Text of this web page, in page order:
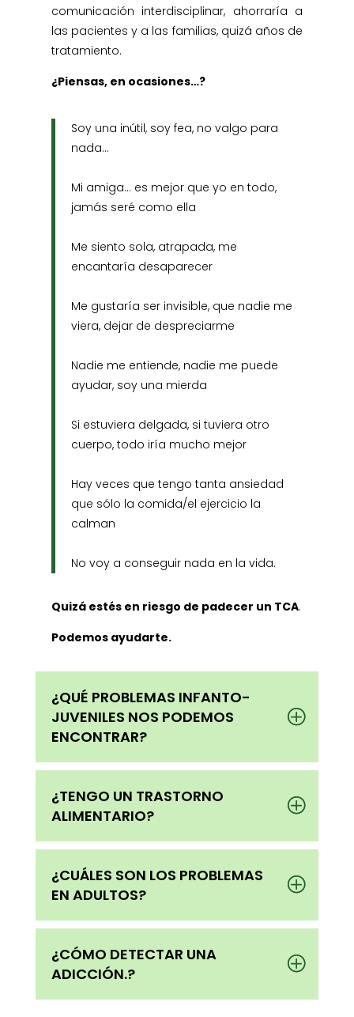
comunicación interdisciplinar, ahorraría a
las pacientes y a las familias, quizá años de
tratamiento.
¿Piensas, en ocasiones…?
Soy una inútil, soy fea, no valgo para
nada…
Mi amiga… es mejor que yo en todo,
jamás seré como ella
Me siento sola, atrapada, me
encantaría desaparecer
Me gustaría ser invisible, que nadie me
viera, dejar de despreciarme
Nadie me entiende, nadie me puede
ayudar, soy una mierda
Si estuviera delgada, si tuviera otro
cuerpo, todo iría mucho mejor
Hay veces que tengo tanta ansiedad
que sólo la comida/el ejercicio la
calman
No voy a conseguir nada en la vida.
Quizá estés en riesgo de padecer un TCA.
Podemos ayudarte.
¿QUÉ PROBLEMAS INFANTO-
JUVENILES NOS PODEMOS
ENCONTRAR?
¿TENGO UN TRASTORNO
ALIMENTARIO?
¿CUÁLES SON LOS PROBLEMAS
EN ADULTOS?
¿CÓMO DETECTAR UNA
ADICCIÓN.?